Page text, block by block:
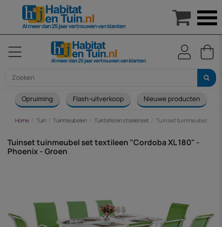
Opruiming Flash-uitverkoop Nieuwe producten
Home Tuin Tuinmeubelen Tuintafel en stoelenset Tuinset tuinmeubel set
Tuinset tuinmeubel set textileen "Cordoba XL 180" -
Phoenix - Groen
